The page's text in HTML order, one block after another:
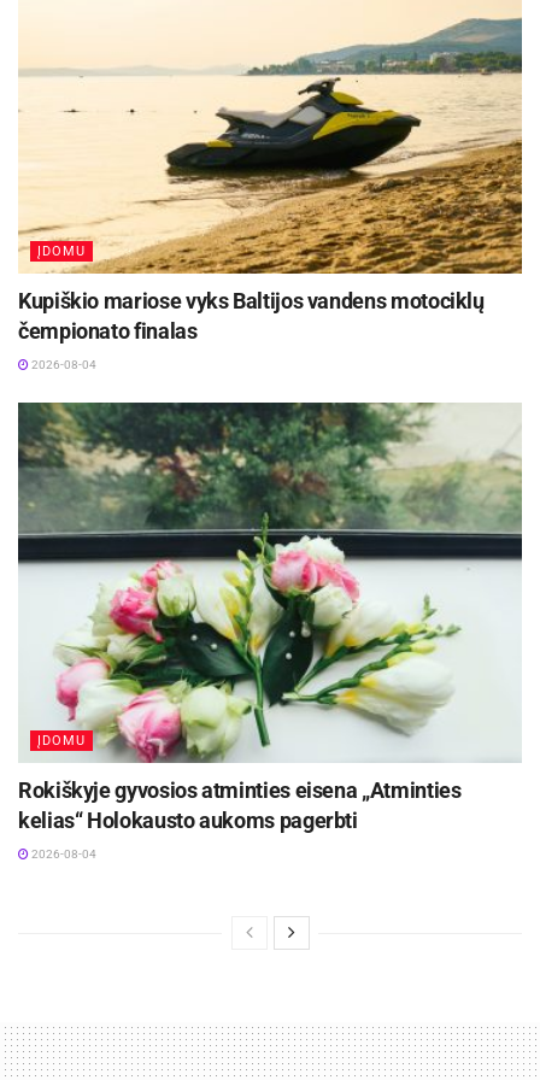
UAB Ryšių su visuomene skyrius
ĮDOMU
Kupiškio mariose vyks Baltijos vandens motociklų
čempionato finalas
2026-08-04
ĮDOMU
Rokiškyje gyvosios atminties eisena „Atminties
kelias“ Holokausto aukoms pagerbti
2026-08-04